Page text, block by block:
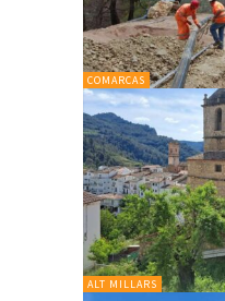
COMARCAS
ALT MILLARS